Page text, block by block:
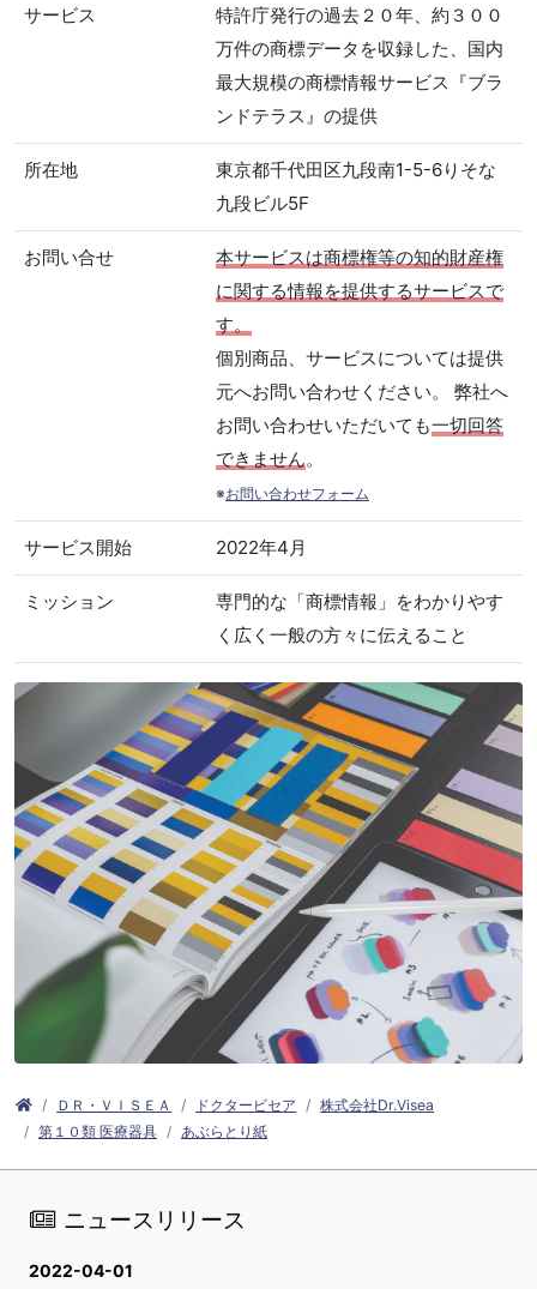
サービス
特許庁発行の過去２０年、約３００
万件の商標データを収録した、国内
最大規模の商標情報サービス『ブラ
ンドテラス』の提供
所在地
東京都千代田区九段南1-5-6りそな
九段ビル5F
お問い合せ
本サービスは商標権等の知的財産権
に関する情報を提供するサービスで
す。
個別商品、サービスについては提供
元へお問い合わせください。 弊社へ
お問い合わせいただいても一切回答
できません。
※お問い合わせフォーム
サービス開始 2022年4月
ミッション
専門的な「商標情報」をわかりやす
く広く一般の方々に伝えること
ＤＲ・ＶＩＳＥＡ ドクタービセア
株式会社Dr.Visea
第１０類 医療器具
あぶらとり紙
ニュースリリース
2022-04-01